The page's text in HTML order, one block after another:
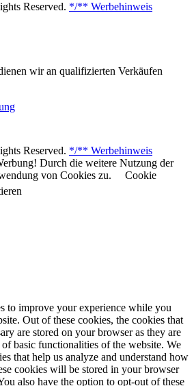
Reserved. */** Werbehinweis
wir an qualifizierten Verkäufen
Reserved. */** Werbehinweis
Durch die weitere Nutzung der
von Cookies zu.
Cookie
to improve your experience while you
Out of these cookies, the cookies that
are stored on your browser as they are
basic functionalities of the website. We
that help us analyze and understand how
cookies will be stored in your browser
also have the option to opt-out of these